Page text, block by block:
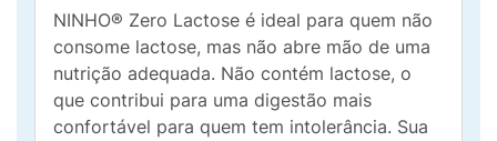
NINHO® Zero Lactose é ideal para quem não
consome lactose, mas não abre mão de uma
nutrição adequada. Não contém lactose, o
que contribui para uma digestão mais
confortável para quem tem intolerância. Sua